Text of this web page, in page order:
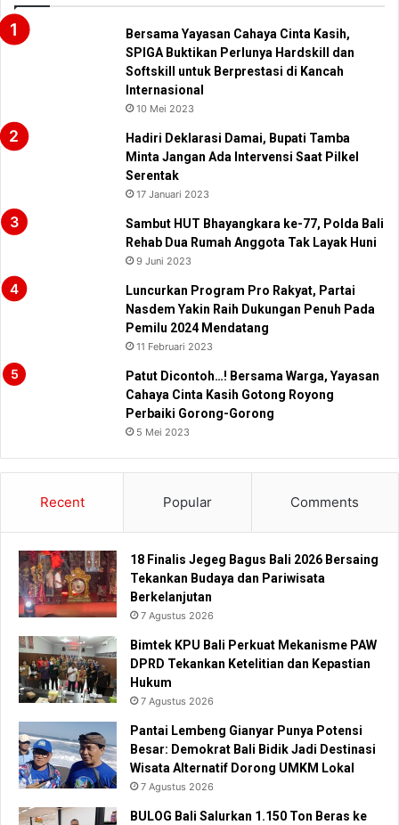
Bersama Yayasan Cahaya Cinta Kasih,
SPIGA Buktikan Perlunya Hardskill dan
Softskill untuk Berprestasi di Kancah
Internasional
10 Mei 2023
Hadiri Deklarasi Damai, Bupati Tamba
Minta Jangan Ada Intervensi Saat Pilkel
Serentak
17 Januari 2023
Sambut HUT Bhayangkara ke-77, Polda Bali
Rehab Dua Rumah Anggota Tak Layak Huni
9 Juni 2023
Luncurkan Program Pro Rakyat, Partai
Nasdem Yakin Raih Dukungan Penuh Pada
Pemilu 2024 Mendatang
11 Februari 2023
Patut Dicontoh…! Bersama Warga, Yayasan
Cahaya Cinta Kasih Gotong Royong
Perbaiki Gorong-Gorong
5 Mei 2023
Recent Popular Comments
18 Finalis Jegeg Bagus Bali 2026 Bersaing
Tekankan Budaya dan Pariwisata
Berkelanjutan
7 Agustus 2026
Bimtek KPU Bali Perkuat Mekanisme PAW
DPRD Tekankan Ketelitian dan Kepastian
Hukum
7 Agustus 2026
Pantai Lembeng Gianyar Punya Potensi
Besar: Demokrat Bali Bidik Jadi Destinasi
Wisata Alternatif Dorong UMKM Lokal
7 Agustus 2026
BULOG Bali Salurkan 1.150 Ton Beras ke